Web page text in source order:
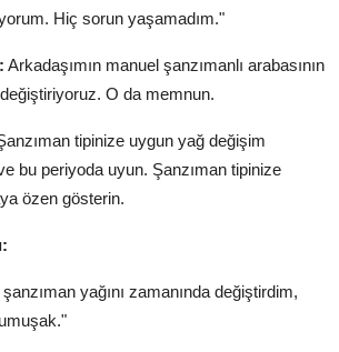
Hiç sorun yaşamadım."
Arkadaşımın manuel şanzımanlı arabasının
değiştiriyoruz. O da memnun.
tipinize uygun yağ değişim
bu periyoda uyun. Şanzıman tipinize
özen gösterin.
yağını zamanında değiştirdim,